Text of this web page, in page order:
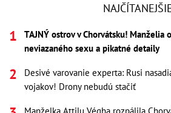
TAJNÝ ostrov v Chorvátsku!
neviazaného sexu a pikatné detaily
Desivé varovanie experta: Rusi
vojakov! Drony nebudú stačiť
Manželka Attilu Végha rozpálila